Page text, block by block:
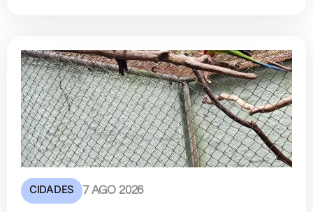
CIDADES 7 AGO 2026